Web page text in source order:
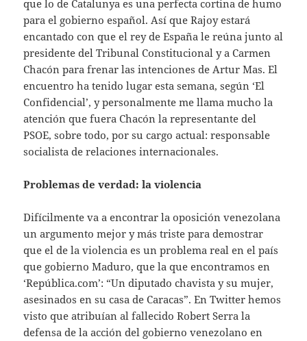
que lo de Catalunya es una perfecta cortina de humo
para el gobierno español. Así que Rajoy estará
encantado con que el rey de España le reúna junto al
presidente del Tribunal Constitucional y a Carmen
Chacón para frenar las intenciones de Artur Mas. El
encuentro ha tenido lugar esta semana, según ‘El
Confidencial’, y personalmente me llama mucho la
atención que fuera Chacón la representante del
PSOE, sobre todo, por su cargo actual: responsable
socialista de relaciones internacionales.
Problemas de verdad: la violencia
Difícilmente va a encontrar la oposición venezolana
un argumento mejor y más triste para demostrar
que el de la violencia es un problema real en el país
que gobierno Maduro, que la que encontramos en
‘República.com’: “Un diputado chavista y su mujer,
asesinados en su casa de Caracas”. En Twitter hemos
visto que atribuían al fallecido Robert Serra la
defensa de la acción del gobierno venezolano en